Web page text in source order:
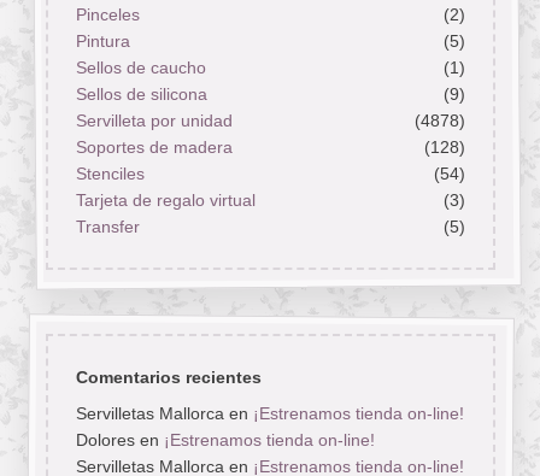
Pinceles
(2)
Pintura
(5)
Sellos de caucho
(1)
Sellos de silicona
(9)
Servilleta por unidad
(4878)
Soportes de madera
(128)
Stenciles
(54)
Tarjeta de regalo virtual
(3)
Transfer
(5)
Comentarios recientes
Servilletas Mallorcaen ¡Estrenamos tienda on-line!
Doloresen ¡Estrenamos tienda on-line!
Servilletas Mallorcaen ¡Estrenamos tienda on-line!